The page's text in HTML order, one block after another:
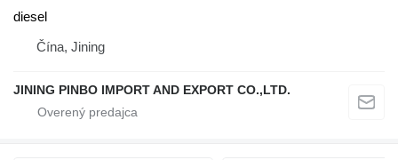
diesel
Čína, Jining
JINING PINBO IMPORT AND EXPORT CO.,LTD.